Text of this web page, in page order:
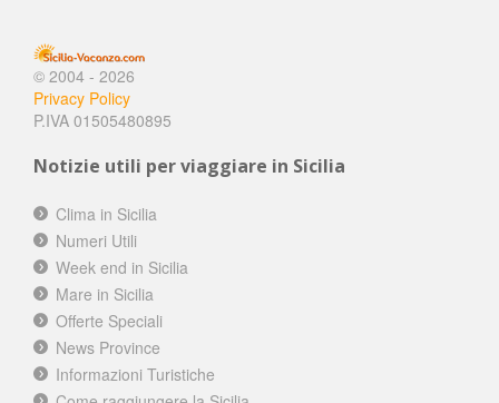
© 2004 - 2026
Privacy Policy
P.IVA 01505480895
Notizie utili per viaggiare in Sicilia
Clima in Sicilia
Numeri Utili
Week end in Sicilia
Mare in Sicilia
Offerte Speciali
News Province
Informazioni Turistiche